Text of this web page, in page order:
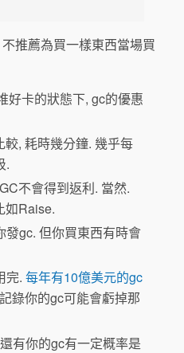
不推薦為買一樣東西當場買
好卡的狀態下, gc的優惠
, 耗時幾分鐘. 幾乎每
.
不會得到返利. 當然.
如Raise.
發gc. 但你買東西有時會
完.每年有10億美元的gc
錄你的gc可能會虧掉那
有你的gc有一定概率是